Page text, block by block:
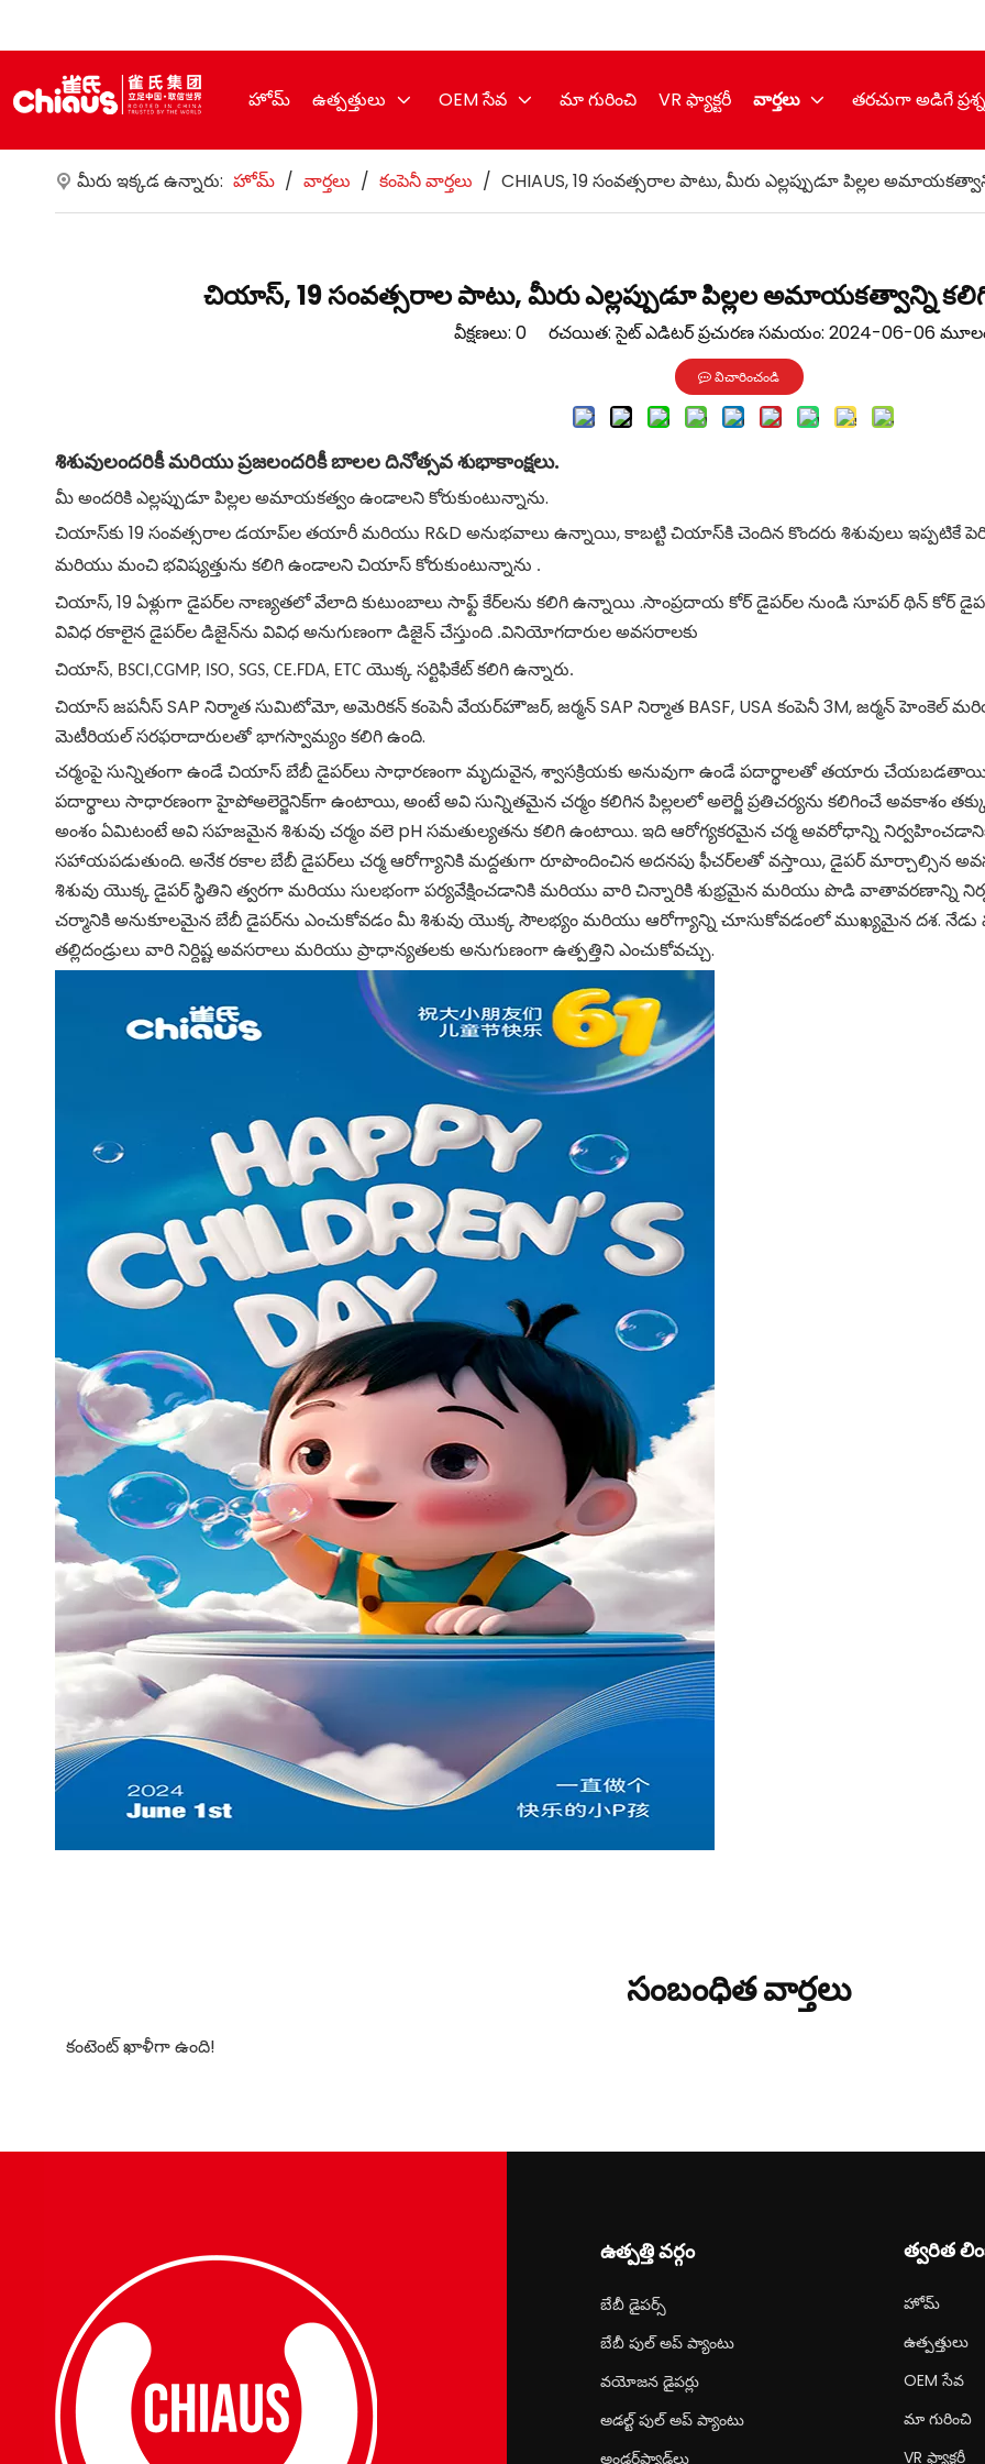
హోమ్ ఉత్పత్తులు OEM సేవ మా గురించి VR ఫ్యాక్టరీ వార్తలు తరచుగా అడిగే
మీరు ఇక్కడ ఉన్నారు: హోమ్ / వార్తలు / కంపెనీ వార్తలు / CHIAUS, 19 సంవత్సరాల పాటు, మీరు ఎల్లప్పుడూ పిల్లల
చియాస్, 19 సంవత్సరాల పాటు, మీరు ఎల్లప్పుడూ పిల్లల అమాయకత్వాన్ని
వీక్షణలు: 0రచయిత: సైట్ ఎడిటర్ ప్రచురణ సమయం: 2024-06-06
విచారించండి
శిశువులందరికీ మరియు ప్రజలందరికీ బాలల దినోత్సవ శుభాకాంక్షలు.
మీ అందరికి ఎల్లప్పుడూ పిల్లల అమాయకత్వం ఉండాలని కోరుకుంటున్నాను.
చియాస్‌కు 19 సంవత్సరాల డయాప్‌ల తయారీ మరియు R&D అనుభవాలు ఉన్నాయి, కాబట్టి చియాస్‌కి చెందిన కొందరు శిశువులు ఇప్పటికే
మరియు మంచి భవిష్యత్తును కలిగి ఉండాలని చియాస్ కోరుకుంటున్నాను .
చియాస్, 19 ఏళ్లుగా డైపర్‌ల నాణ్యతలో వేలాది కుటుంబాలు సాఫ్ట్ కేర్‌లను కలిగి ఉన్నాయి .సాంప్రదాయ కోర్ డైపర్‌ల నుండి సూపర్ థిన్ కోర్
వివిధ రకాలైన డైపర్‌ల డిజైన్‌ను వివిధ అనుగుణంగా డిజైన్ చేస్తుంది .వినియోగదారుల అవసరాలకు
చియాస్, BSCI,CGMP, ISO, SGS, CE.FDA, ETC యొక్క సర్టిఫికేట్ కలిగి ఉన్నారు.
చియాస్ జపనీస్ SAP నిర్మాత సుమిటోమో, అమెరికన్ కంపెనీ వేయర్‌హౌజర్, జర్మన్ SAP నిర్మాత BASF, USA కంపెనీ 3M, జర్మన్ హెంకెల్
మెటీరియల్ సరఫరాదారులతో భాగస్వామ్యం కలిగి ఉంది.
చర్మంపై సున్నితంగా ఉండే చియాస్ బేబీ డైపర్‌లు సాధారణంగా మృదువైన, శ్వాసక్రియకు అనువుగా ఉండే పదార్థాలతో తయారు చేయబడతాయి,
పదార్థాలు సాధారణంగా హైపోఅలెర్జెనిక్‌గా ఉంటాయి, అంటే అవి సున్నితమైన చర్మం కలిగిన పిల్లలలో అలెర్జీ ప్రతిచర్యను కలిగించే అవకాశం
అంశం ఏమిటంటే అవి సహజమైన శిశువు చర్మం వలె pH సమతుల్యతను కలిగి ఉంటాయి. ఇది ఆరోగ్యకరమైన చర్మ అవరోధాన్ని
సహాయపడుతుంది. అనేక రకాల బేబీ డైపర్‌లు చర్మ ఆరోగ్యానికి మద్దతుగా రూపొందించిన అదనపు ఫీచర్‌లతో వస్తాయి, డైపర్ మార్చాల్సిన
శిశువు యొక్క డైపర్ స్థితిని త్వరగా మరియు సులభంగా పర్యవేక్షించడానికి మరియు వారి చిన్నారికి శుభ్రమైన మరియు పొడి వాతావరణాన్ని
చర్మానికి అనుకూలమైన బేబీ డైపర్‌ను ఎంచుకోవడం మీ శిశువు యొక్క సౌలభ్యం మరియు ఆరోగ్యాన్ని చూసుకోవడంలో ముఖ్యమైన దశ.
తల్లిదండ్రులు వారి నిర్దిష్ట అవసరాలు మరియు ప్రాధాన్యతలకు అనుగుణంగా ఉత్పత్తిని ఎంచుకోవచ్చు.
సంబంధిత వార్తలు
కంటెంట్ ఖాళీగా ఉంది!
ఉత్పత్తి వర్గం
బేబీ డైపర్స్
బేబీ పుల్ అప్ ప్యాంటు
వయోజన డైపర్లు
అడల్ట్ పుల్ అప్ ప్యాంటు
అండర్‌ప్యాడ్‌లు
త్వరిత
హోమ్
ఉత్పత్తులు
OEM సేవ
మా గురించి
VR ఫ్యాక్టరీ